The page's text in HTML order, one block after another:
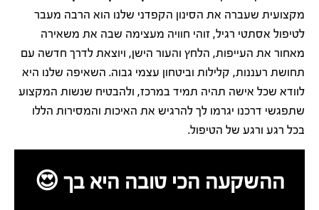
מקצועית שעברה את הסינון הקפדני שלנו הוא הרבה מעבר
לטיפול אסתטי רגיל, זוהי חוויה מעצימה שבה את משאירה
מאחור את העייפות, הלחץ והעור הישן, ויוצאת לדרך חדשה עם
תחושת רעננות, קלילות וביטחון עצמי גבוה. השאיפה שלנו היא
לוודא שכל אישה תהיה תמיד במרכז, ולהבטיח שנשות המקצוע
שתפגשי דרכנו יגרמו לך להרגיש את האיכות והמסירות הללו
בכל רגע ורגע של הטיפול.
ההשקעה הכי טובה היא בך 😍